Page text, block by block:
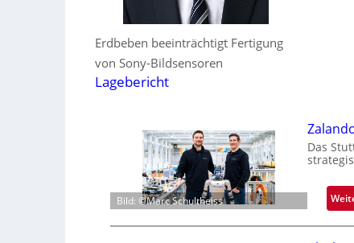
Erdbeben beeinträchtigt Fertigung
von Sony-Bildsensoren
Lagebericht
Bild: ©Marc Schultheiss
Das